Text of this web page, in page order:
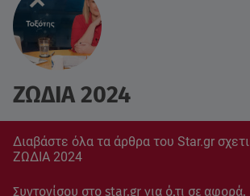
ΖΩΔΙΑ 2024
Διαβάστε όλα τα άρθρα του Star.gr
ΖΩΔΙΑ 2024
Συντονίσου στο star.gr για ό,τι σε αφορά.